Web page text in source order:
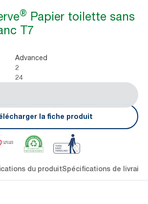
® Papier toilette sans
T7
Advanced
2
24
la fiche produit
du produitSpécifications de